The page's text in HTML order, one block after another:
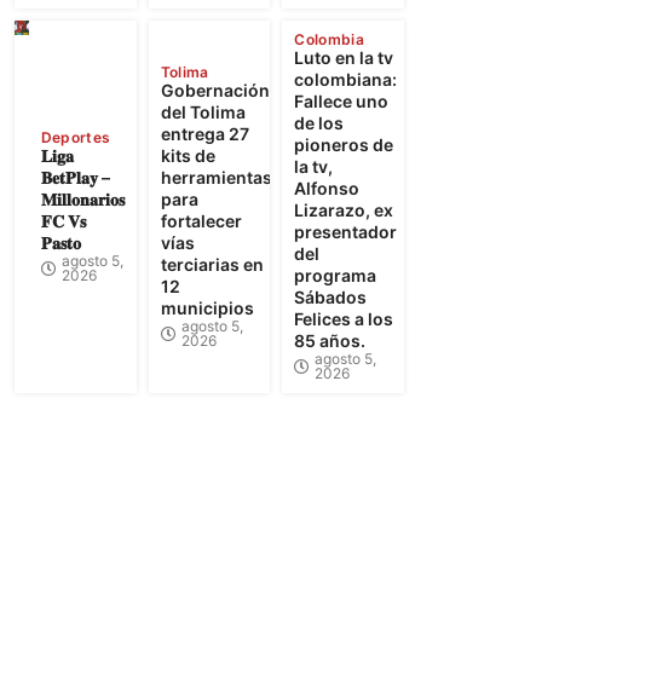
Deportes
𝐋𝐢𝐠𝐚
𝐁𝐞𝐭𝐏𝐥𝐚𝐲 –
𝐌𝐢𝐥𝐥𝐨𝐧𝐚𝐫𝐢𝐨𝐬
𝐅𝐂 𝐕𝐬
𝐏𝐚𝐬𝐭𝐨
agosto 5,
2026
Tolima
Gobernación
del Tolima
entrega 27
kits de
herramientas
para
fortalecer
vías
terciarias en
12
municipios
agosto 5,
2026
Colombia
Luto en la tv
colombiana:
Fallece uno
de los
pioneros de
la tv,
Alfonso
Lizarazo, ex
presentador
del
programa
Sábados
Felices a los
85 años.
agosto 5,
2026